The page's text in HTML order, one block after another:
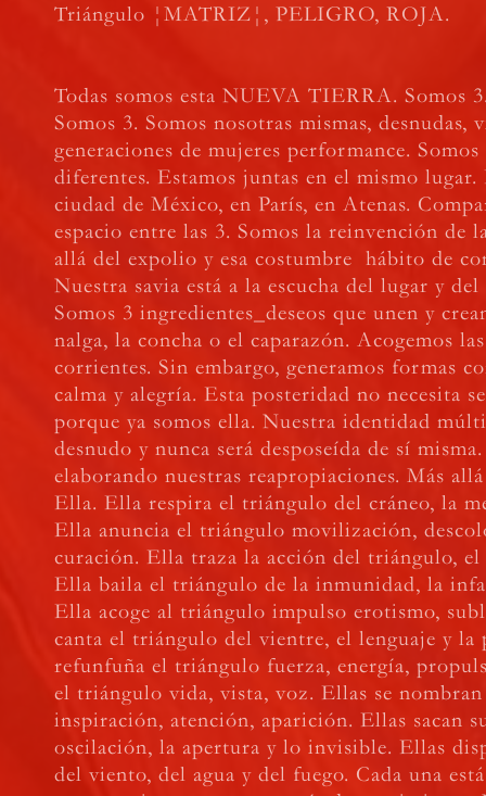
Triángulo ¦MATRIZ¦, PELIGRO, ROJA.
Todas somos esta NUEVA TIERRA. Somos
Somos 3. Somos nosotras mismas, desnudas,
generaciones de mujeres performance. Somos
diferentes. Estamos juntas en el mismo lugar.
ciudad de México, en París, en Atenas.
espacio entre las 3. Somos la reinvención de
allá del expolio y esa costumbre hábito de
Nuestra savia está a la escucha del lugar y
Somos 3 ingredientes_deseos que unen y
nalga, la concha o el caparazón. Acogemos
corrientes. Sin embargo, generamos formas
calma y alegría. Esta posteridad no necesita
porque ya somos ella. Nuestra identidad
desnudo y nunca será desposeída de sí
elaborando nuestras reapropiaciones. Más
Ella. Ella respira el triángulo del cráneo, la
Ella anuncia el triángulo movilización,
curación. Ella traza la acción del triángulo,
Ella baila el triángulo de la inmunidad, la
Ella acoge al triángulo impulso erotismo,
canta el triángulo del vientre, el lenguaje y la
refunfuña el triángulo fuerza, energía,
el triángulo vida, vista, voz. Ellas se
inspiración, atención, aparición. Ellas sacan
oscilación, la apertura y lo invisible. Ellas
del viento, del agua y del fuego. Cada una